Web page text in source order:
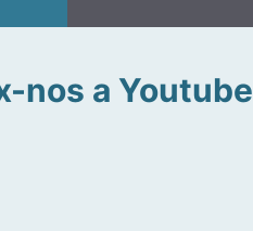
nos a Youtube